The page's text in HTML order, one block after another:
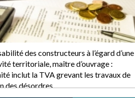
des constructeurs à l’égard d’une
territoriale, maître d’ouvrage :
inclut la TVA grevant les travaux de
des désordres